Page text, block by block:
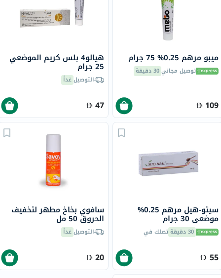
ميبو مرهم 0.25% 75 جرام
توصيل مجاني30 دقيقة
109
هيالو4 بلس كريم الموضعي
25 جرام
التوصيلغداً
47
سيتو-هيل مرهم 0.25%
موضعي 30 جرام
30 دقيقة تصلك في
55
سافوي بخاخ مطهر لتخفيف
الحروق 50 مل
التوصيلغداً
20